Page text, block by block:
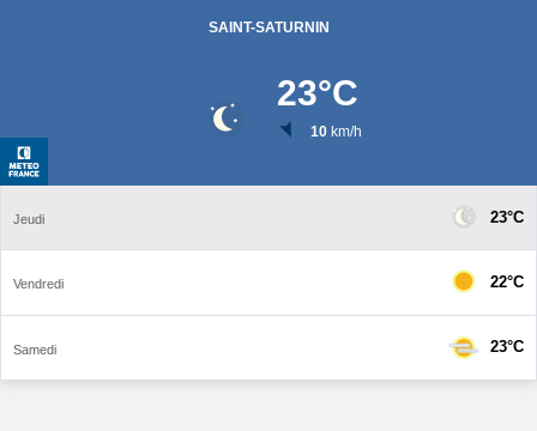
SAINT-SATURNIN
23°C
10km/h
Jeudi 23°C
Vendredi 22°C
Samedi 23°C